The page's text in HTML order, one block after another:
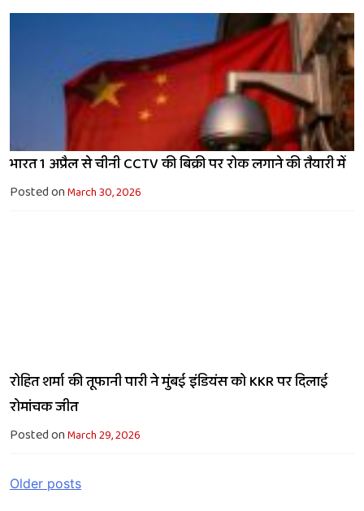
भारत 1 अप्रैल से चीनी CCTV की बिक्री पर रोक लगाने की तैयारी में
Posted onMarch 30, 2026
रोहित शर्मा की तूफानी पारी ने मुंबई इंडियंस को KKR पर दिलाई
रोमांचक जीत
Posted onMarch 29, 2026
Posts
Older posts